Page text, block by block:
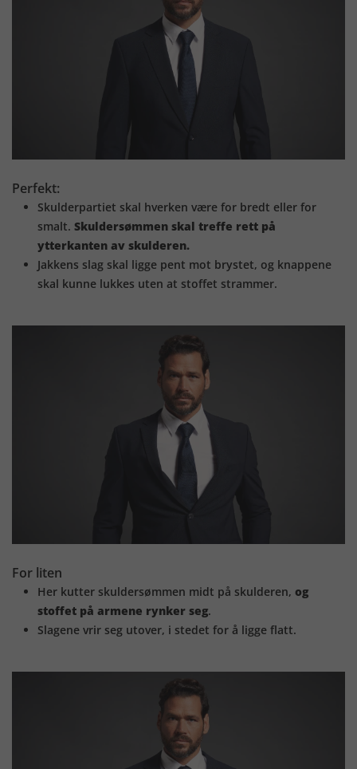
Perfekt:
Skulderpartiet skal hverken være for bredt eller for
smalt. Skuldersømmen skal treffe rett på
ytterkanten av skulderen.
Jakkens slag skal ligge pent mot brystet, og knappene
skal kunne lukkes uten at stoffet strammer.
For liten
Her kutter skuldersømmen midt på skulderen, og
stoffet på armene rynker seg.
Slagene vrir seg utover, i stedet for å ligge flatt.